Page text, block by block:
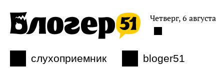
слухоприемник bloger51
Четверг, 6 августа